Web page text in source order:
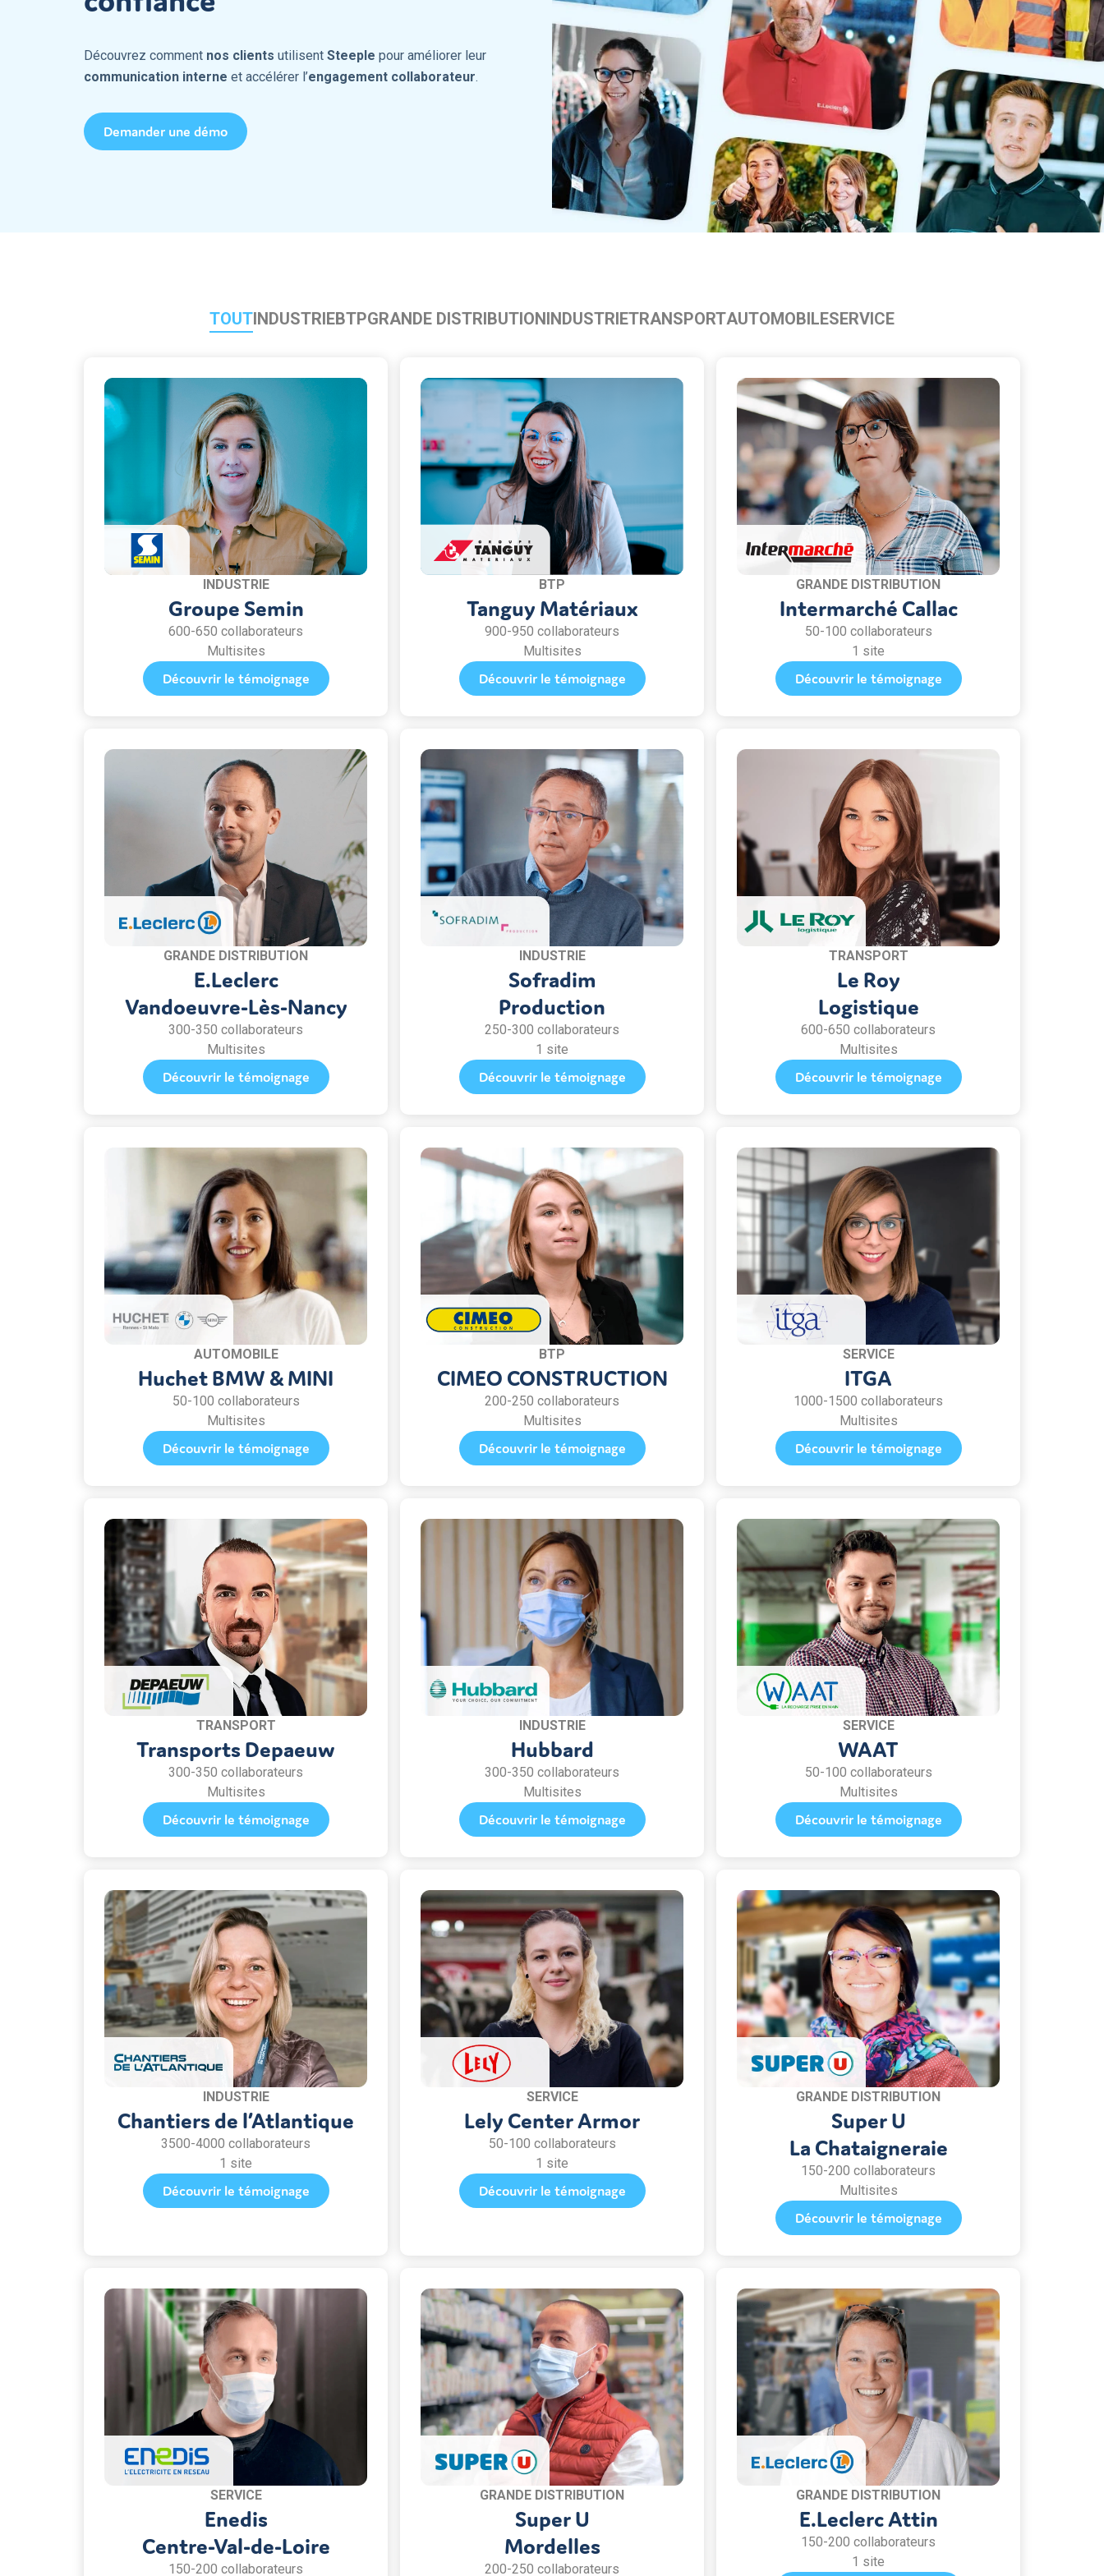
Devenir partenaire
Découvrez comment nos clients utilisent Steeple pour améliorer leur
communication interne et accélérer l’engagement collaborateur.
Demander une démo
TOUTINDUSTRIEBTPGRANDE DISTRIBUTIONINDUSTRIETRANSPORTAUTOMOBILESERVICE
INDUSTRIE
Groupe Semin
600-650 collaborateurs
Multisites
Découvrir le témoignage
BTP
Tanguy Matériaux
900-950 collaborateurs
Multisites
Découvrir le témoignage
GRANDE DISTRIBUTION
Intermarché Callac
50-100 collaborateurs
1 site
Découvrir le témoignage
GRANDE DISTRIBUTION
E.Leclerc
Vandoeuvre-Lès-Nancy
300-350 collaborateurs
Multisites
Découvrir le témoignage
INDUSTRIE
Sofradim
Production
250-300 collaborateurs
1 site
Découvrir le témoignage
TRANSPORT
Le Roy
Logistique
600-650 collaborateurs
Multisites
Découvrir le témoignage
AUTOMOBILE
Huchet BMW & MINI
50-100 collaborateurs
Multisites
Découvrir le témoignage
BTP
CIMEO CONSTRUCTION
200-250 collaborateurs
Multisites
Découvrir le témoignage
SERVICE
ITGA
1000-1500 collaborateurs
Multisites
Découvrir le témoignage
TRANSPORT
Transports Depaeuw
300-350 collaborateurs
Multisites
Découvrir le témoignage
INDUSTRIE
Hubbard
300-350 collaborateurs
Multisites
Découvrir le témoignage
SERVICE
WAAT
50-100 collaborateurs
Multisites
Découvrir le témoignage
INDUSTRIE
Chantiers de l’Atlantique
3500-4000 collaborateurs
1 site
Découvrir le témoignage
SERVICE
Lely Center Armor
50-100 collaborateurs
1 site
Découvrir le témoignage
GRANDE DISTRIBUTION
Super U
La Chataigneraie
150-200 collaborateurs
Multisites
Découvrir le témoignage
SERVICE
Enedis
Centre-Val-de-Loire
150-200 collaborateurs
GRANDE DISTRIBUTION
Super U
Mordelles
200-250 collaborateurs
GRANDE DISTRIBUTION
E.Leclerc Attin
150-200 collaborateurs
1 site